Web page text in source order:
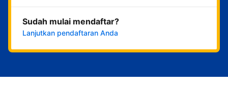
Sudah mulai mendaftar?
Lanjutkan pendaftaran Anda